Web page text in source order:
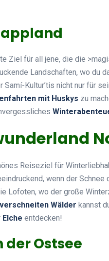
Ziel für all jene, die die
Landschaften, wo du
Samí-Kultur’tis nicht nur für
mit Huskys zu
Reiseziel für
wenn der Schnee
Lofoten, wo der große
Wälder kannst
Elche entdecken!
der Ostsee